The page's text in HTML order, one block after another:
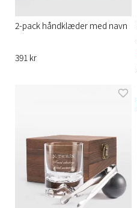
2-pack håndklæder med navn
391 kr